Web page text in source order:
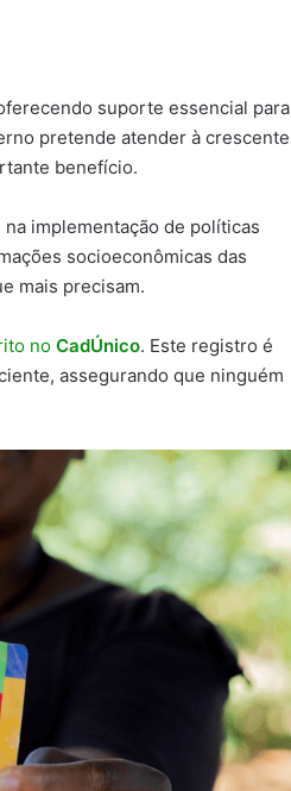
suporte essencial para
pretende atender à crescente
benefício.
na implementação de políticas
socioeconômicas das
mais precisam.
no CadÚnico. Este registro é
assegurando que ninguém